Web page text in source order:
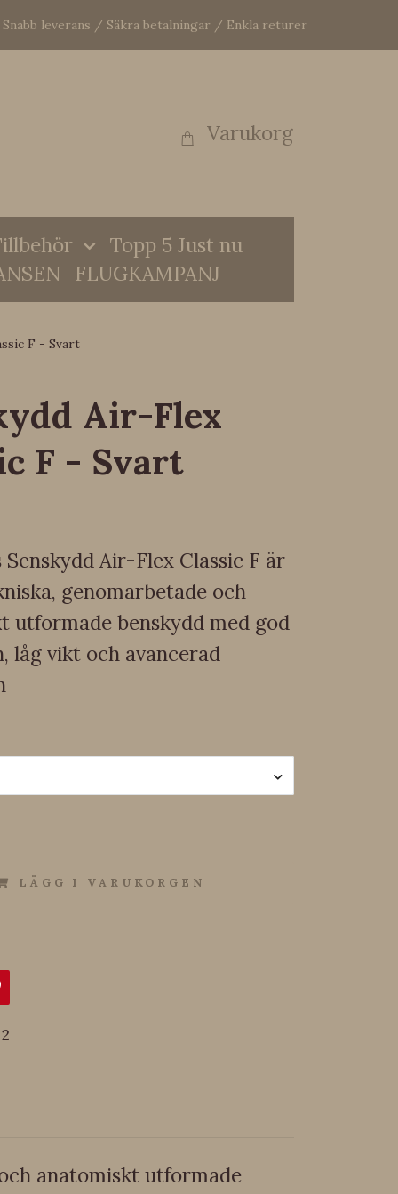
Snabb leverans / Säkra betalningar / Enkla returer
Varukorg
Topp 5 Just nu
FLUGKAMPANJ
F - Svart
Air-Flex
F - Svart
Senskydd Air-Flex Classic F är
genomarbetade och
utformade benskydd med god
låg vikt och avancerad
LÄGG I VARUKORGEN
2
anatomiskt utformade